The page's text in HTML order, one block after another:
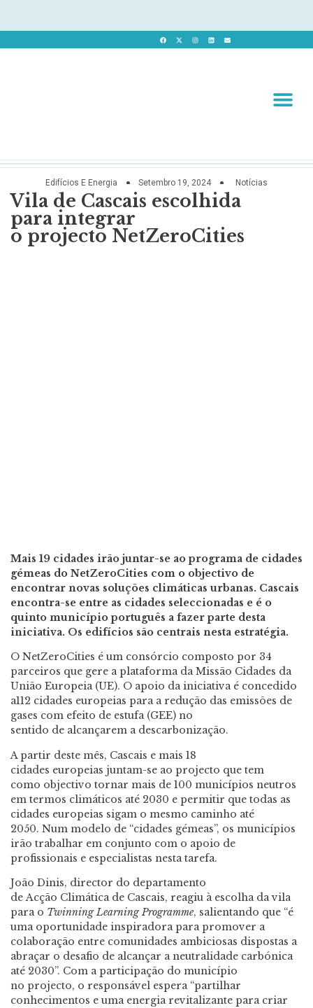
Edifícios E Energia Setembro 19, 2024 Notícias
Vila de Cascais escolhida
para integrar
o projecto NetZeroCities
Mais 19 cidades irão juntar-se ao programa de cidades
gémeas do NetZeroCities com o objectivo de
encontrar novas soluções climáticas urbanas. Cascais
encontra-se entre as cidades seleccionadas e é o
quinto município português a fazer parte desta
iniciativa. Os edifícios são centrais nesta estratégia.
O NetZeroCities é um consórcio composto por 34
parceiros que gere a plataforma da Missão Cidades da
União Europeia (UE). O apoio da iniciativa é concedido
a112 cidades europeias para a redução das emissões de
gases com efeito de estufa (GEE) no
sentido de alcançarem a descarbonização.
A partir deste mês, Cascais e mais 18
cidades europeias juntam-se ao projecto que tem
como objectivo tornar mais de 100 municípios neutros
em termos climáticos até 2030 e permitir que todas as
cidades europeias sigam o mesmo caminho até
2050. Num modelo de “cidades gémeas”, os municípios
irão trabalhar em conjunto com o apoio de
profissionais e especialistas nesta tarefa.
João Dinis, director do departamento
de Acção Climática de Cascais, reagiu à escolha da vila
para o Twinning Learning Programme, salientando que “é
uma oportunidade inspiradora para promover a
colaboração entre comunidades ambiciosas dispostas a
abraçar o desafio de alcançar a neutralidade carbónica
até 2030”. Com a participação do município
no projecto, o responsável espera “partilhar
conhecimentos e uma energia revitalizante para criar